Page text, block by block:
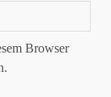
Browser